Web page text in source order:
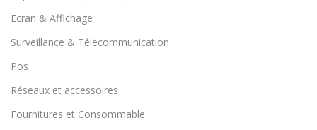
Ecran & Affichage
Surveillance & Télecommunication
Pos
Réseaux et accessoires
Fournitures et Consommable